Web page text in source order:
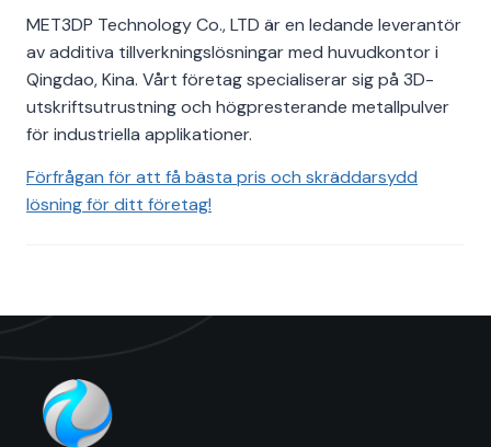
MET3DP Technology Co., LTD är en ledande leverantör
av additiva tillverkningslösningar med huvudkontor i
Qingdao, Kina. Vårt företag specialiserar sig på 3D-
utskriftsutrustning och högpresterande metallpulver
för industriella applikationer.
Förfrågan för att få bästa pris och skräddarsydd
lösning för ditt företag!